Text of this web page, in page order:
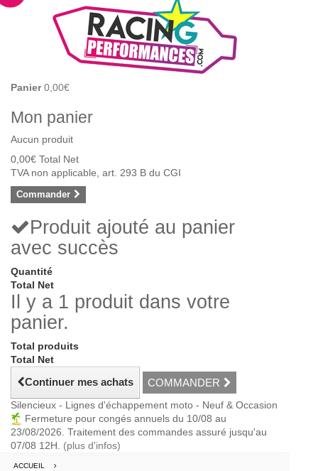
Panier 0,00€
Mon panier
Aucun produit
0,00€ Total Net
TVA non applicable, art. 293 B du CGI
Commander
Produit ajouté au panier
avec succès
Quantité
Total Net
Il y a 1 produit dans votre
panier.
Total produits
Total Net
Continuer mes achats COMMANDER
Silencieux - Lignes d'échappement moto - Neuf & Occasion
Fermeture pour congés annuels du 10/08 au
23/08/2026. Traitement des commandes assuré jusqu'au
07/08 12H. (plus d'infos)
ACCUEIL